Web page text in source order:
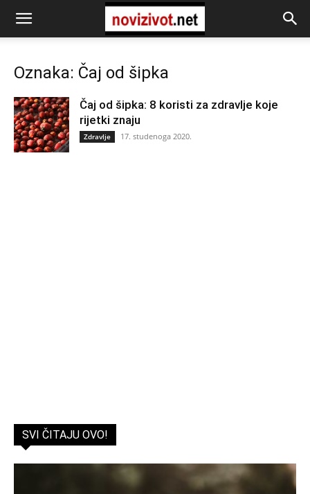
Oznaka: Čaj od šipka
Čaj od šipka: 8 koristi za zdravlje koje
rijetki znaju
Zdravlje 17. studenoga 2020.
SVI ČITAJU OVO!